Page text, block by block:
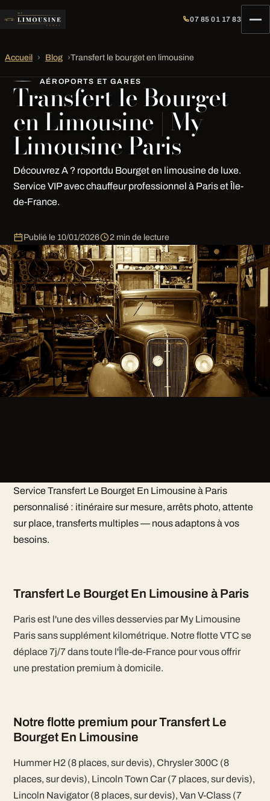
07 85 01 17 83
Accueil › Blog ›Transfert le bourget en limousine
AÉROPORTS ET GARES
Transfert le Bourget
en Limousine | My
Limousine Paris
Découvrez A ? roportdu Bourget en limousine de luxe.
Service VIP avec chauffeur professionnel à Paris et Île-
de-France.
Publié le 10/01/2026 2 min de lecture
Service Transfert Le Bourget En Limousine à Paris
personnalisé : itinéraire sur mesure, arrêts photo, attente
sur place, transferts multiples — nous adaptons à vos
besoins.
Transfert Le Bourget En Limousine à Paris
Paris est l'une des villes desservies par My Limousine
Paris sans supplément kilométrique. Notre flotte VTC se
déplace 7j/7 dans toute l'Île-de-France pour vous offrir
une prestation premium à domicile.
Notre flotte premium pour Transfert Le
Bourget En Limousine
Hummer H2 (8 places, sur devis), Chrysler 300C (8
places, sur devis), Lincoln Town Car (7 places, sur devis),
Lincoln Navigator (8 places, sur devis), Van V-Class (7